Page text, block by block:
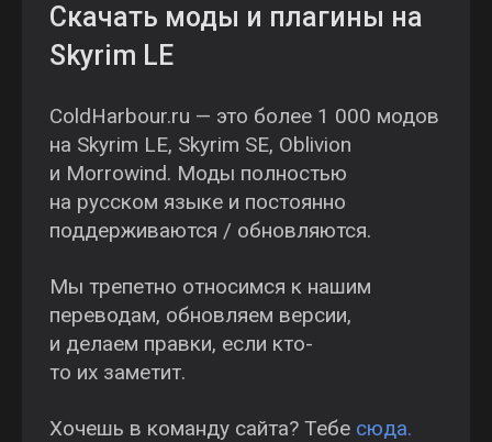
Скачать моды и плагины на
Skyrim LE
ColdHarbour.ru — это более 1 000 модов
на Skyrim LE, Skyrim SE, Oblivion
и Morrowind. Моды полностью
на русском языке и постоянно
поддерживаются / обновляются.
Мы трепетно относимся к нашим
переводам, обновляем версии,
и делаем правки, если кто-
то их заметит.
Хочешь в команду сайта? Тебе сюда.